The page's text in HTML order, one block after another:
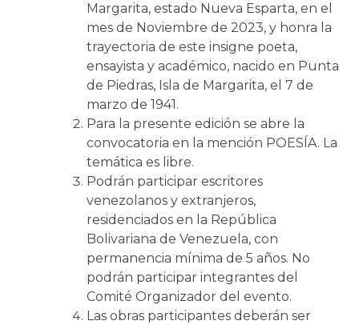
Margarita, estado Nueva Esparta, en el
mes de Noviembre de 2023, y honra la
trayectoria de este insigne poeta,
ensayista y académico, nacido en Punta
de Piedras, Isla de Margarita, el 7 de
marzo de 1941.
Para la presente edición se abre la
convocatoria en la mención POESÍA. La
temática es libre.
Podrán participar escritores
venezolanos y extranjeros,
residenciados en la República
Bolivariana de Venezuela, con
permanencia mínima de 5 años. No
podrán participar integrantes del
Comité Organizador del evento.
Las obras participantes deberán ser